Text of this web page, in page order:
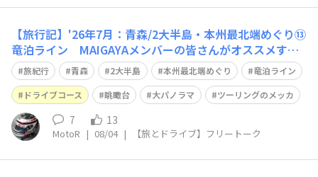
【旅行記】'26年7月：青森/2大半島・本州最北端めぐり⑬
竜泊ライン MAIGAYAメンバーの皆さんがオススメする
『竜泊ライン』小泊から竜飛岬を結ぶ、20kmの人気のド
ライブコース🙂日本海に沿う海岸道路の絶景から、山岳ワ
インディングへと変わり山岳地帯の景観が、次々と表情を
変えて行きます😀 やがて「竜
旅紀行 青森 2大半島 本州最北端めぐり
竜泊ライン
ドライブコース
眺瞰台 大パノラマ ツーリングのメッカ
7 13
MotoR | 08/04 | 【旅とドライブ】フリートーク